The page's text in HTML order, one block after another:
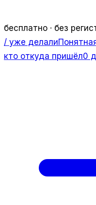
бесплатно · без
/ уже делали
кто откуда пришёл0